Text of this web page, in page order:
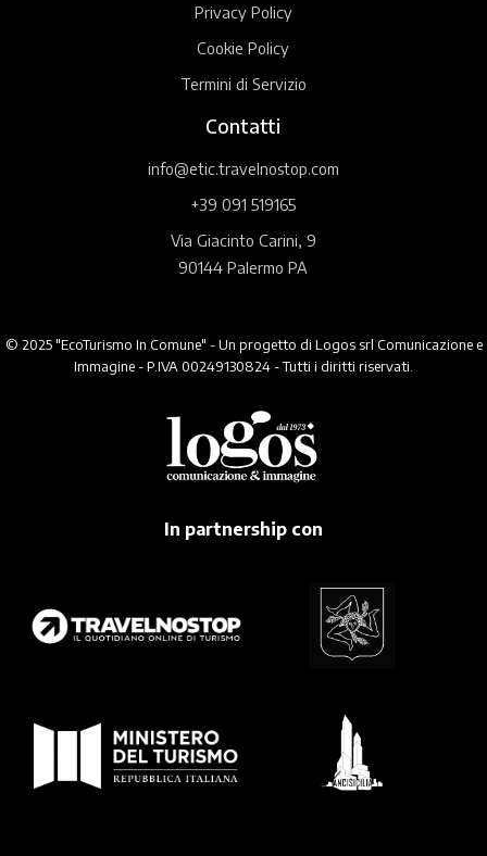
Privacy Policy
Cookie Policy
Termini di Servizio
Contatti
info@etic.travelnostop.com
+39 091 519165
Via Giacinto Carini, 9
90144 Palermo PA
© 2025 "EcoTurismo In Comune" - Un progetto di Logos srl Comunicazione e
Immagine - P.IVA 00249130824 - Tutti i diritti riservati.
In partnership con